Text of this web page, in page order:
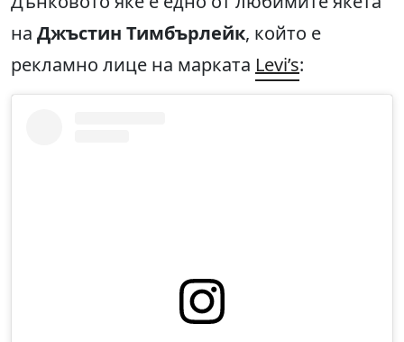
на Джъстин Тимбърлейк, който е
рекламно лице на марката Levi’s: